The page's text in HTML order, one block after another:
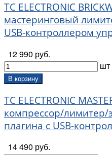
TC ELECTRONIC
мастеринговый
USB-контроллером
12 990 руб.
шт
В корзину
TC ELECTRONIC
компрессор/лимитер/
плагина с USB-
14 490 руб.